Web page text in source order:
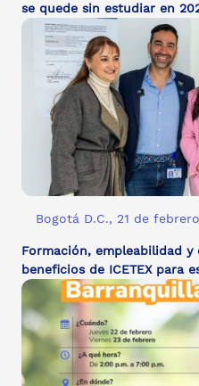
se quede sin estudiar en
Bogotá D.C., 21 de
Formación, empleabilidad
beneficios de ICETEX para